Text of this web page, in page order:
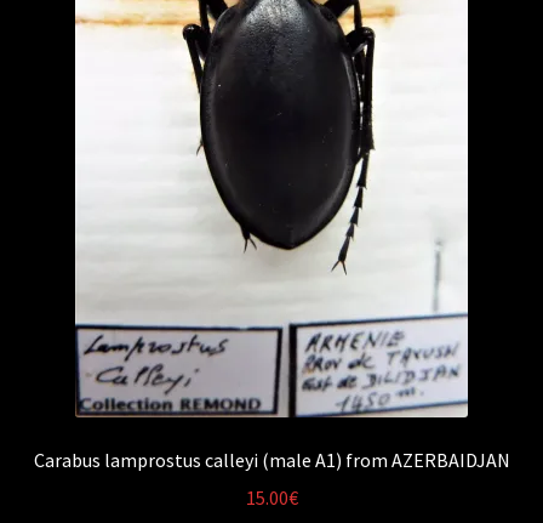
Carabus lamprostus calleyi (male A1) from AZERBAIDJAN
15.00€